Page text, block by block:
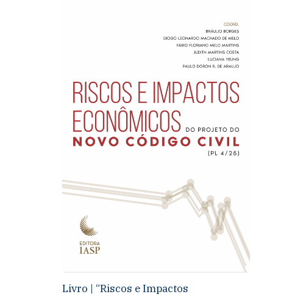
Livro | “Riscos e Impactos